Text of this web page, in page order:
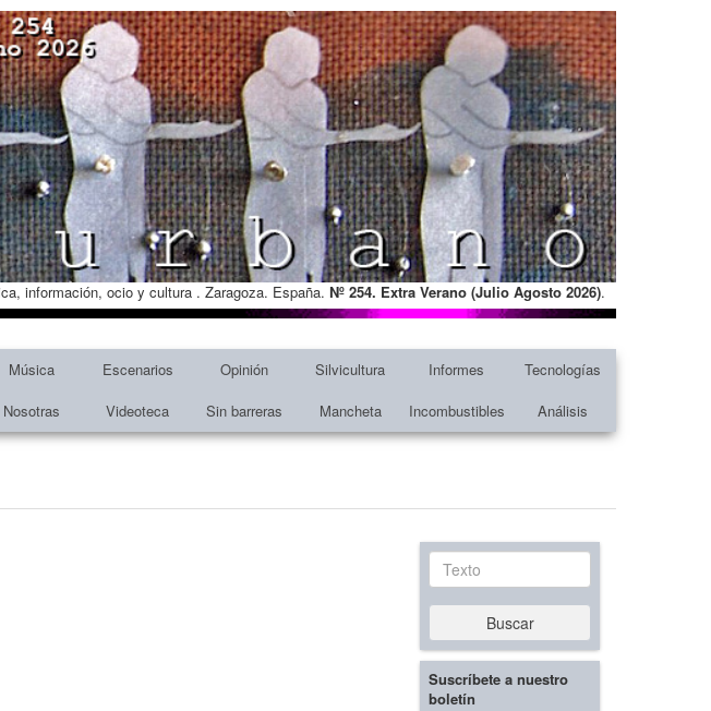
información, ocio y cultura . Zaragoza. España. Nº 254. Extra Verano (Julio Agosto 2026).
Música Escenarios Opinión Silvicultura Informes
Tecnologías
Nosotras Videoteca Sin barreras Mancheta Incombustibles Análisis
Texto
Buscar
Suscríbete a nuestro
boletín